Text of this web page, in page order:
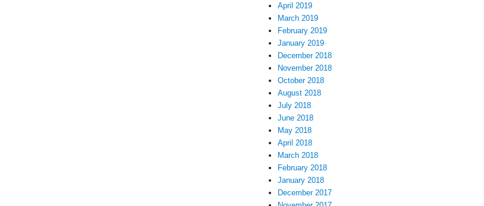
April 2019
March 2019
February 2019
January 2019
December 2018
November 2018
October 2018
August 2018
July 2018
June 2018
May 2018
April 2018
March 2018
February 2018
January 2018
December 2017